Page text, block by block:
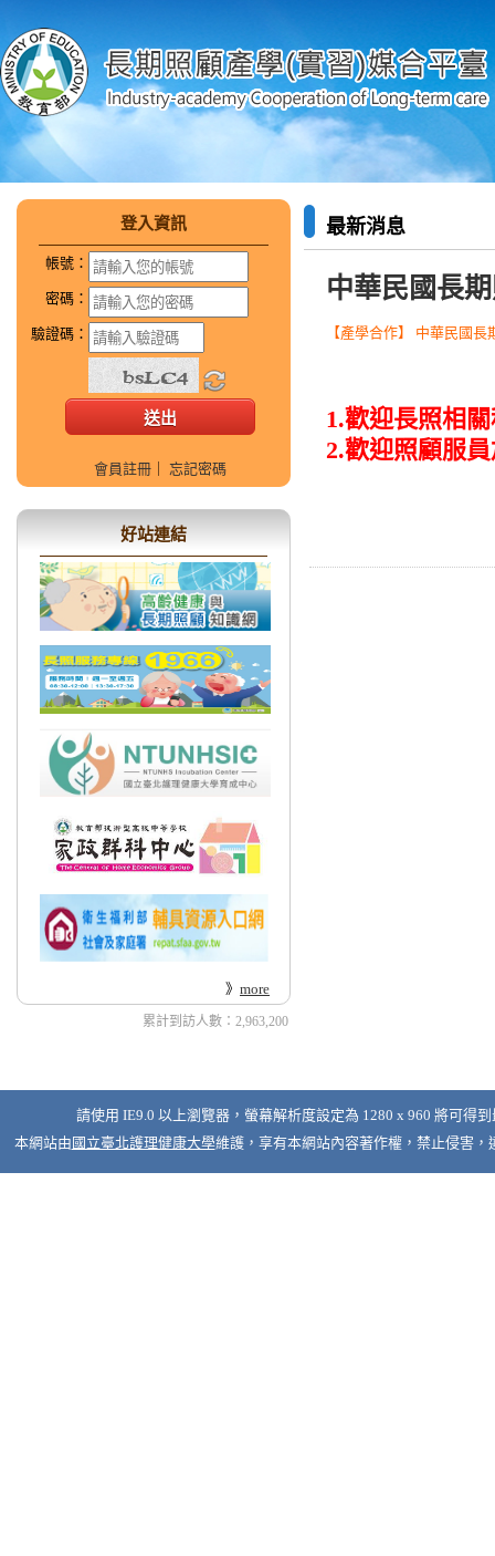
登入資訊
帳號：
密碼：
驗證碼：
會員註冊 忘記密碼
好站連結
》 more
累計到訪人數：2,963,200
最新消息
中華民國長
【產學合作】 中華民國
1.歡迎長照相
2.歡迎照顧服
請使用 IE9.0 以上瀏覽器，螢幕解析度設定為 1280 x 960 將可得
本網站由 國立臺北護理健康大學維護，享有本網站內容著作權，禁止侵害，